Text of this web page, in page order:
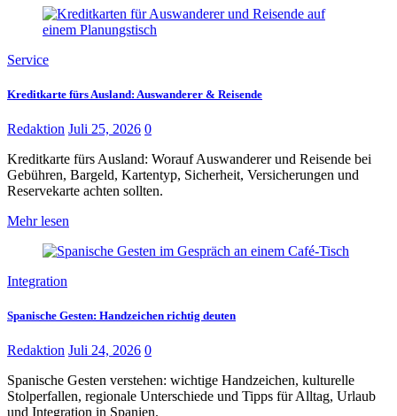
Service
Kreditkarte fürs Ausland: Auswanderer & Reisende
Redaktion Juli 25, 2026 0
Kreditkarte fürs Ausland: Worauf Auswanderer und Reisende bei
Gebühren, Bargeld, Kartentyp, Sicherheit, Versicherungen und
Reservekarte achten sollten.
Mehr lesen
Integration
Spanische Gesten: Handzeichen richtig deuten
Redaktion Juli 24, 2026 0
Spanische Gesten verstehen: wichtige Handzeichen, kulturelle
Stolperfallen, regionale Unterschiede und Tipps für Alltag, Urlaub
und Integration in Spanien.